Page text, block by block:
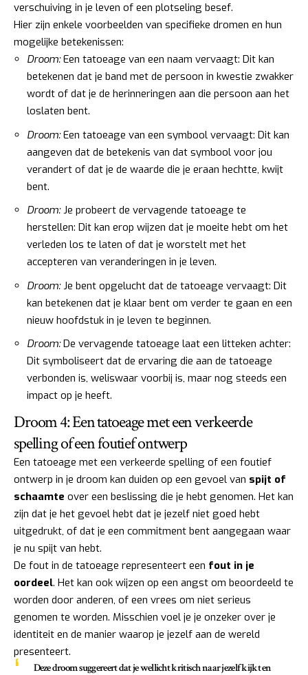
verschuiving in je leven of een plotseling besef.
Hier zijn enkele voorbeelden van specifieke dromen en hun
mogelijke betekenissen:
Droom:Een tatoeage van een naam vervaagt: Dit kan
betekenen dat je band met de persoon in kwestie zwakker
wordt of dat je de herinneringen aan die persoon aan het
loslaten bent.
Droom:Een tatoeage van een symbool vervaagt: Dit kan
aangeven dat de betekenis van dat symbool voor jou
verandert of dat je de waarde die je eraan hechtte, kwijt
bent.
Droom:Je probeert de vervagende tatoeage te
herstellen: Dit kan erop wijzen dat je moeite hebt om het
verleden los te laten of dat je worstelt met het
accepteren van veranderingen in je leven.
Droom:Je bent opgelucht dat de tatoeage vervaagt: Dit
kan betekenen dat je klaar bent om verder te gaan en een
nieuw hoofdstuk in je leven te beginnen.
Droom:De vervagende tatoeage laat een litteken achter:
Dit symboliseert dat de ervaring die aan de tatoeage
verbonden is, weliswaar voorbij is, maar nog steeds een
impact op je heeft.
Droom 4: Een tatoeage met een verkeerde
spelling of een foutief ontwerp
Een tatoeage met een verkeerde spelling of een foutief
ontwerp in je droom kan duiden op een gevoel van spijt of
schaamte over een beslissing die je hebt genomen. Het kan
zijn dat je het gevoel hebt dat je jezelf niet goed hebt
uitgedrukt, of dat je een commitment bent aangegaan waar
je nu spijt van hebt.
De fout in de tatoeage representeert een fout in je
oordeel. Het kan ook wijzen op een angst om beoordeeld te
worden door anderen, of een vrees om niet serieus
genomen te worden. Misschien voel je je onzeker over je
identiteit en de manier waarop je jezelf aan de wereld
presenteert.
Deze droom suggereert dat je wellichtkritisch naar jezelfkijkt en